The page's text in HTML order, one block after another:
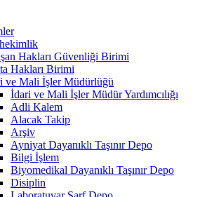
Hakları Güvenliği Birimi
Hakları Birimi
ve Mali İşler Müdürlüğü
İdari ve Mali İşler Müdür Yardımcılığı
Adli Kalem
Alacak Takip
Arşiv
Ayniyat Dayanıklı Taşınır Depo
Bilgi İşlem
Biyomedikal Dayanıklı Taşınır Depo
Disiplin